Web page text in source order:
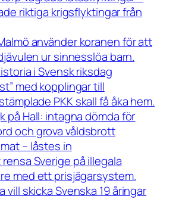
riktiga krigsflyktingar från
använder koranen för att
ur sinnesslöa barn.
i Svensk riksdag
med kopplingar till
PKK skall få åka hem.
på Hall: intagna dömda för
och grova våldsbrott
– låstes in
Sverige på illegala
med ett prisjägarsystem.
vill skicka Svenska 19 åringar